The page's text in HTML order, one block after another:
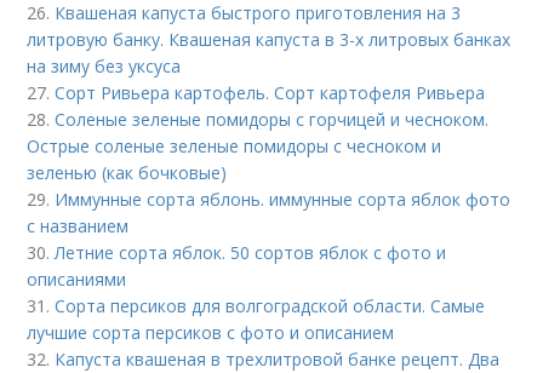
26. Квашеная капуста быстрого приготовления на 3
литровую банку. Квашеная капуста в 3-х литровых банках
на зиму без уксуса
27.Сорт Ривьера картофель. Сорт картофеля Ривьера
28.Соленые зеленые помидоры с горчицей и чесноком.
Острые соленые зеленые помидоры с чесноком и
зеленью (как бочковые)
29. Иммунные сорта яблонь. иммунные сорта яблок фото
с названием
30.Летние сорта яблок. 50 сортов яблок с фото и
описаниями
31.Сорта персиков для волгоградской области. Самые
лучшие сорта персиков с фото и описанием
32. Капуста квашеная в трехлитровой банке рецепт. Два